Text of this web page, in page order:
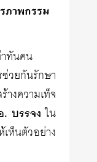
ภาพกรรม
ทันคน
วยกันรักษา
งความเท็จ
บรรจงใน
เห็นตัวอย่าง